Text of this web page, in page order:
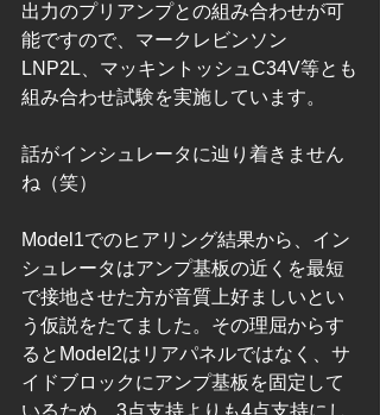
出力のプリアンプとの組み合わせが可
能ですので、マークレビンソン
LNP2L、マッキントッシュC34V等とも
組み合わせ試験を実施しています。
話がインシュレータに辿り着きません
ね（笑）
Model1でのヒアリング結果から、イン
シュレータはアンプ基板の近くを最短
で接地させた方が音質上好ましいとい
う仮説をたてました。その理屈からす
るとModel2はリアパネルではなく、サ
イドブロックにアンプ基板を固定して
いるため、3点支持よりも4点支持にし